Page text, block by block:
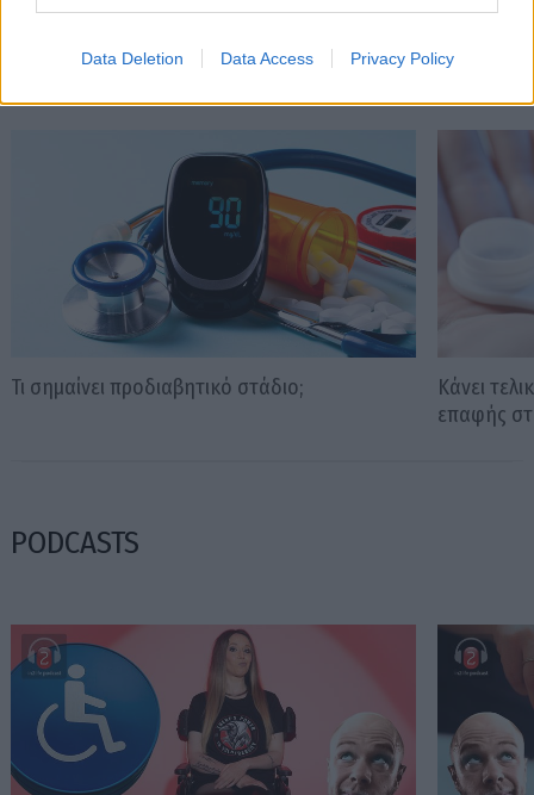
Data Deletion Data Access Privacy Policy
Διαβάστε επίσης
Τι σημαίνει προδιαβητικό στάδιο;
Κάνει
επαφής
PODCASTS